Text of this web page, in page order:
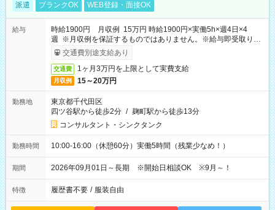
派遣 ブランクOK WEB登録・面接OK
給与
時給1900円 月収例 15万円 時給1900円×実働5h×週4日×4
週 ※月収例を保証するものではありません。※給与即受取りサ
ービス利用可（利用条件有）
交通費別途支給あり
交通費 1ヶ月3万円を上限として実費支給
月収例 15～20万円
勤務地
東京都千代田区
四ツ谷駅から徒歩2分 / 麹町駅から徒歩13分
コンサルタント・シンクタンク
勤務時間 10:00-16:00（休憩60分）実働5時間（残業少なめ！）
期間 2026年09月01日～長期 ※開始日相談OK ※9月～！
特徴 履歴書不要 / 服装自由